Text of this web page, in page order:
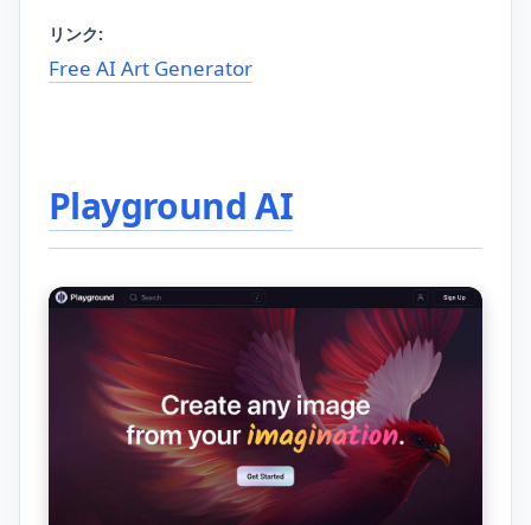
リンク:
Free AI Art Generator
Playground AI